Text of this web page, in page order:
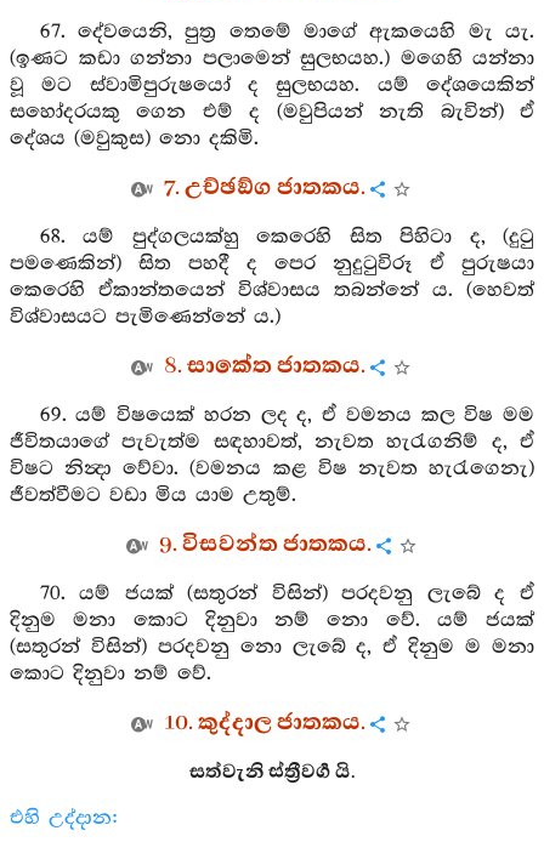
67. දේවයෙනි, පුත්‍ර තෙමේ මාගේ ඇකයෙහි මැ යැ.
(ඉණට කඩා ගන්නා පලාමෙන් සුලභයහ.) මගෙහි යන්නා
වූ මට ස්වාමිපුරුෂයෝ ද සුලභයහ. යම් දේශයෙකින්
සහෝදරයකු ගෙන එම් ද (මවුපියන් නැති බැවින්) ඒ
දේශය (මවුකුස) නො දකිමි.
7. උච්ඡඞ්ග ජාතකය.
68. යම් පුද්ගලයක්හු කෙරෙහි සිත පිහිටා ද, (දුටු
පමණෙකින්) සිත පහදී ද පෙර නුදුටුවිරූ ඒ පුරුෂයා
කෙරෙහි ඒකාන්තයෙන් විශ්වාසය තබන්නේ ය. (හෙවත්
විශ්වාසයට පැමිණෙන්නේ ය.)
8. සාකේත ජාතකය.
69. යම් විෂයෙක් හරන ලද ද, ඒ වමනය කල විෂ මම
ජීවිතයාගේ පැවැත්ම සඳහාවත්, නැවත හැරැගනිම් ද, ඒ
විෂට නින්‍දා වේවා. (වමනය කළ විෂ නැවත හැරැගෙනැ)
ජීවත්වීමට වඩා මිය යාම උතුම්.
9. විසවන්ත ජාතකය.
70. යම් ජයක් (සතුරන් විසින්) පරදවනු ලැබේ ද ඒ
දිනුම මනා කොට දිනුවා නම් නො වේ. යම් ජයක්
(සතුරන් විසින්) පරදවනු නො ලැබේ ද, ඒ දිනුම ම මනා
කොට දිනුවා නම් වේ.
10. කුද්දාල ජාතකය.
සත්වැනි ස්ත්‍රීවර්‍ග යි.
එහි උද්දාන: